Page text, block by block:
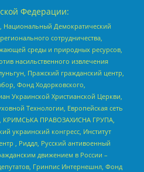
Федерации:
Национальный Демократический
сотрудничества,
среды и природных ресурсов,
насильственного извлечения
Пражский гражданский центр,
Фонд Ходорковского,
Украинской Христианской Церкви,
Технологии, Европейская сеть
КРИМСЬКА ПРАВОЗАХИСНА ГРУПА,
украинский конгресс, Институт
, Риддл, Русский антивоенный
движением в России –
Гринпис Интернешнл, Фонд